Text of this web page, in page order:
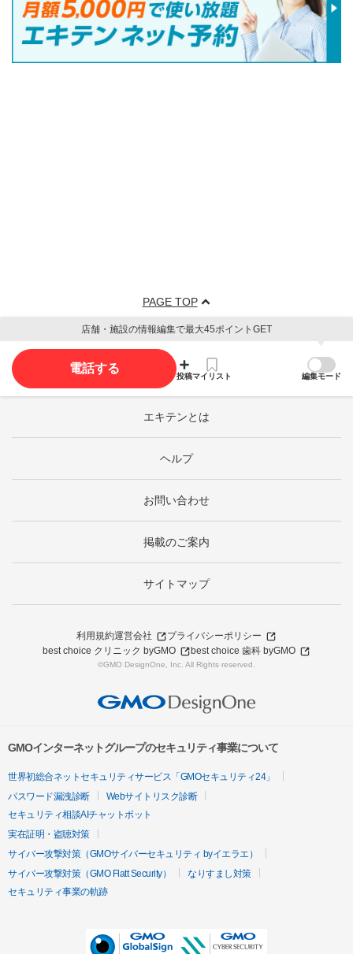
PAGE TOP
店舗・施設の情報編集で最大45ポイントGET
電話する
投稿マイリスト 編集モード
エキテンとは
ヘルプ
お問い合わせ
掲載のご案内
サイトマップ
利用規約運営会社
プライバシーポリシー
best choice クリニック byGMO
best choice 歯科 byGMO
©GMO DesignOne, Inc. All Rights reserved.
GMOインターネットグループのセキュリティ事業について
世界初総合ネットセキュリティサービス「GMOセキュリティ24」
パスワード漏洩診断
Webサイトリスク診断
セキュリティ相談AIチャットボット
実在証明・盗聴対策
サイバー攻撃対策（GMOサイバーセキュリティ byイエラエ）
サイバー攻撃対策（GMO Flatt Security）
なりすまし対策
セキュリティ事業の軌跡